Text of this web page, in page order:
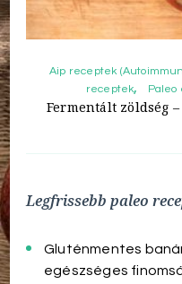
Aip receptek
receptek
Paleo
Fermentált zöldség
Legfrissebb paleo
Gluténmentes
egészséges